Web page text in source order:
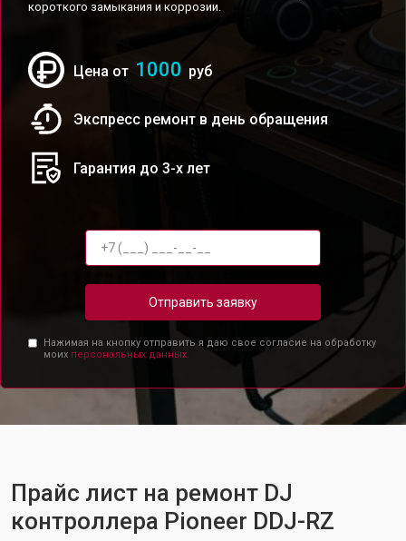
короткого замыкания и коррозии.
Цена от 1000 руб
Экспресс ремонт в день обращения
Гарантия до 3-х лет
Отправить заявку
Нажимая на кнопку отправить я даю свое согласие на обработку
моих персональных данных.
Прайс лист на ремонт DJ
контроллера Pioneer DDJ-RZ